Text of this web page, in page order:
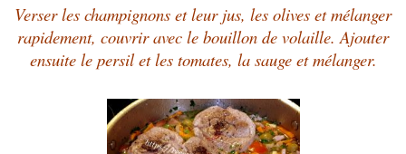
Verser les champignons et leur jus, les olives et mélanger
rapidement, couvrir avec le bouillon de volaille. Ajouter
ensuite le persil et les tomates, la sauge et mélanger.